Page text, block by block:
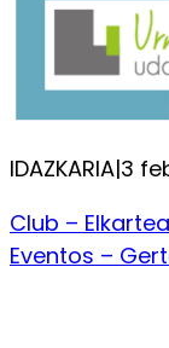
IDAZKARIA|3
Club – Elkartea
Eventos –